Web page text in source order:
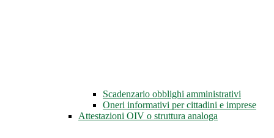
Scadenzario obblighi amministrativi
Oneri informativi per cittadini e imprese
Attestazioni OIV o struttura analoga